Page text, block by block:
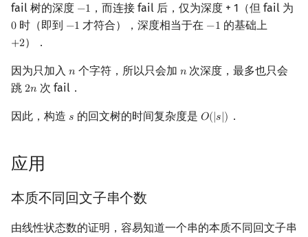
fail 树的深度 −1
−1 ，而连接 fail 后，仅为深度 + 1（但 fail 为
0
0 时（即到 −1
−1 才符合），深度相当于在 −1
−1 的基础上
+2
+2 ）．
因为只加入 𝑛
n 个字符，所以只会加 𝑛
n 次深度，最多也只会
跳 2𝑛
2n 次 fail．
因此，构造 𝑠
s 的回文树的时间复杂度是 𝑂(|𝑠|)
O(| s| ) ．
应用
本质不同回文子串个数
由线性状态数的证明，容易知道一个串的本质不同回文子串